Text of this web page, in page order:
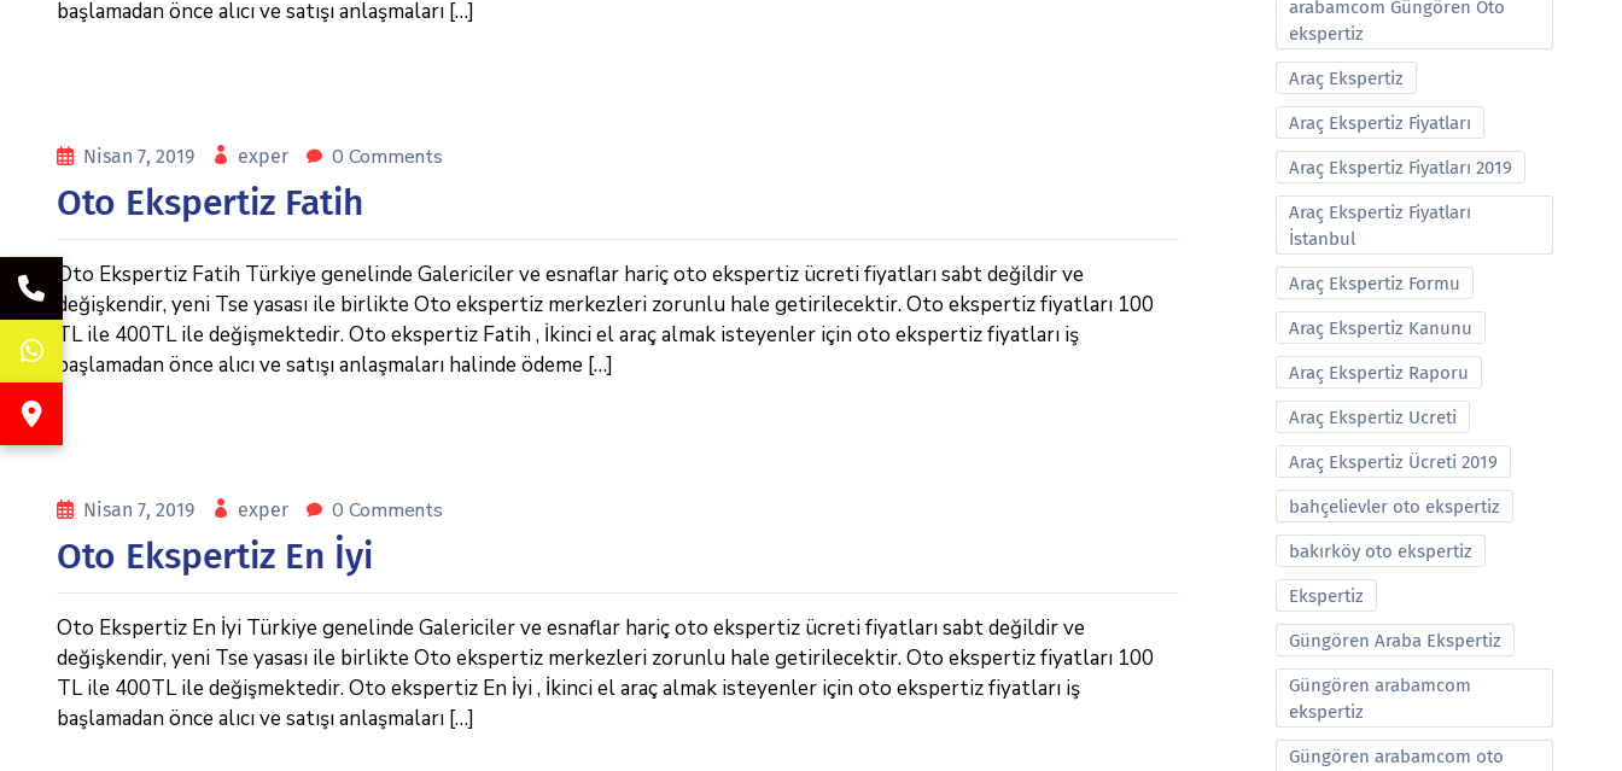
başlamadan önce alıcı ve satışı anlaşmaları […]
Nisan 7, 2019 exper 0 Comments
Oto Ekspertiz Fatih
Oto Ekspertiz Fatih Türkiye genelinde Galericiler ve esnaflar hariç oto ekspertiz ücreti fiyatları sabt değildir ve
değişkendir, yeni Tse yasası ile birlikte Oto ekspertiz merkezleri zorunlu hale getirilecektir. Oto ekspertiz fiyatları 100
TL ile 400TL ile değişmektedir. Oto ekspertiz Fatih , İkinci el araç almak isteyenler için oto ekspertiz fiyatları iş
başlamadan önce alıcı ve satışı anlaşmaları halinde ödeme […]
Nisan 7, 2019 exper 0 Comments
Oto Ekspertiz En İyi
Oto Ekspertiz En İyi Türkiye genelinde Galericiler ve esnaflar hariç oto ekspertiz ücreti fiyatları sabt değildir ve
değişkendir, yeni Tse yasası ile birlikte Oto ekspertiz merkezleri zorunlu hale getirilecektir. Oto ekspertiz fiyatları 100
TL ile 400TL ile değişmektedir. Oto ekspertiz En İyi , İkinci el araç almak isteyenler için oto ekspertiz fiyatları iş
başlamadan önce alıcı ve satışı anlaşmaları […]
arabamcom Güngören Oto
ekspertiz
Araç Ekspertiz
Araç Ekspertiz Fiyatları
Araç Ekspertiz Fiyatları 2019
Araç Ekspertiz Fiyatları
İstanbul
Araç Ekspertiz Formu
Araç Ekspertiz Kanunu
Araç Ekspertiz Raporu
Araç Ekspertiz Ucreti
Araç Ekspertiz Ücreti 2019
bahçelievler oto ekspertiz
bakırköy oto ekspertiz
Ekspertiz
Güngören Araba Ekspertiz
Güngören arabamcom
ekspertiz
Güngören arabamcom oto